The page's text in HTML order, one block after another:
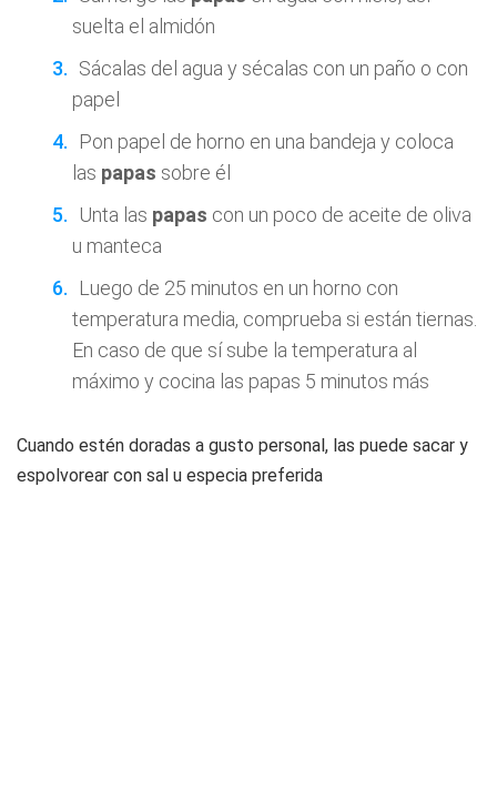
suelta el almidón
Sácalas del agua y sécalas con un paño o con
papel
Pon papel de horno en una bandeja y coloca
las papas sobre él
Unta las papas con un poco de aceite de oliva
u manteca
Luego de 25 minutos en un horno con
temperatura media, comprueba si están tiernas.
En caso de que sí sube la temperatura al
máximo y cocina las papas 5 minutos más
Cuando estén doradas a gusto personal, las puede sacar y
espolvorear con sal u especia preferida